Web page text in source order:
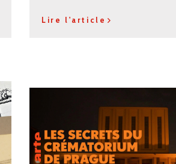
Lire l'article